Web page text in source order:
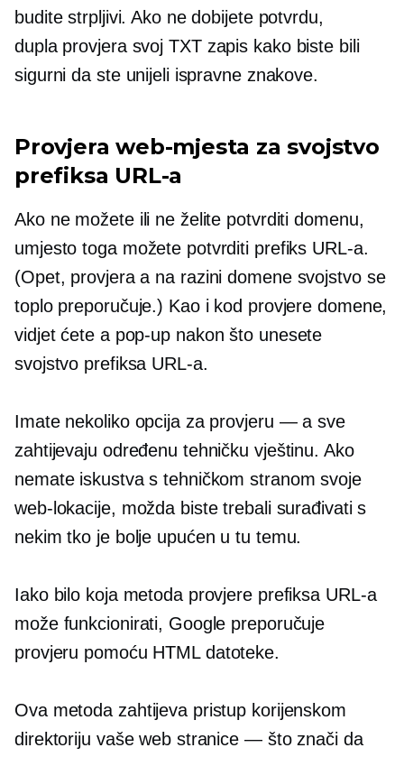
budite strpljivi. Ako ne dobijete potvrdu,
dupla provjerasvoj TXT zapis kako biste bili
sigurni da ste unijeli ispravne znakove.
Provjera web-mjesta za svojstvo
prefiksa URL-a
Ako ne možete ili ne želite potvrditi domenu,
umjesto toga možete potvrditi prefiks URL-a.
(Opet, provjera a na razini domenesvojstvo se
toplo preporučuje.) Kao i kod provjere domene,
vidjet ćete a pop-up nakon što unesete
svojstvo prefiksa URL-a.
Imate nekoliko opcija za provjeru — a sve
zahtijevaju određenu tehničku vještinu. Ako
nemate iskustva s tehničkom stranom svoje
web-lokacije, možda biste trebali surađivati ​​s
nekim tko je bolje upućen u tu temu.
Iako bilo koja metoda provjere prefiksa URL-a
može funkcionirati, Google preporučuje
provjeru pomoću HTML datoteke.
Ova metoda zahtijeva pristup korijenskom
direktoriju vaše web stranice — što znači da